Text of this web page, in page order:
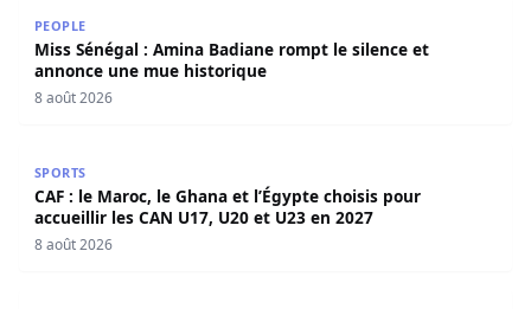
PEOPLE
Miss Sénégal : Amina Badiane rompt le silence et
annonce une mue historique
8 août 2026
SPORTS
CAF : le Maroc, le Ghana et l’Égypte choisis pour
accueillir les CAN U17, U20 et U23 en 2027
8 août 2026